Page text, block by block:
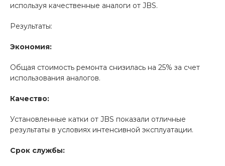
используя качественные аналоги от JBS.
Результаты:
Экономия:
Общая стоимость ремонта снизилась на 25% за счет
использования аналогов.
Качество:
Установленные катки от JBS показали отличные
результаты в условиях интенсивной эксплуатации.
Срок службы: